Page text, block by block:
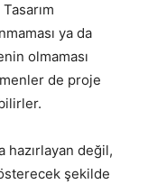
ya da
olmaması
de proje
hazırlayan değil,
şekilde